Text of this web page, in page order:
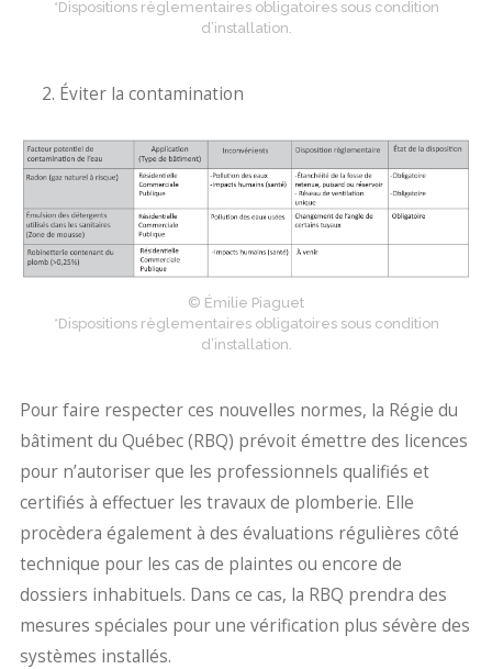
*Dispositions règlementaires obligatoires sous condition
d’installation.
2. Éviter la contamination
© Émilie Piaguet
*Dispositions règlementaires obligatoires sous condition
d’installation.
Pour faire respecter ces nouvelles normes, la Régie du
bâtiment du Québec (RBQ) prévoit émettre des licences
pour n’autoriser que les professionnels qualifiés et
certifiés à effectuer les travaux de plomberie. Elle
procèdera également à des évaluations régulières côté
technique pour les cas de plaintes ou encore de
dossiers inhabituels. Dans ce cas, la RBQ prendra des
mesures spéciales pour une vérification plus sévère des
systèmes installés.